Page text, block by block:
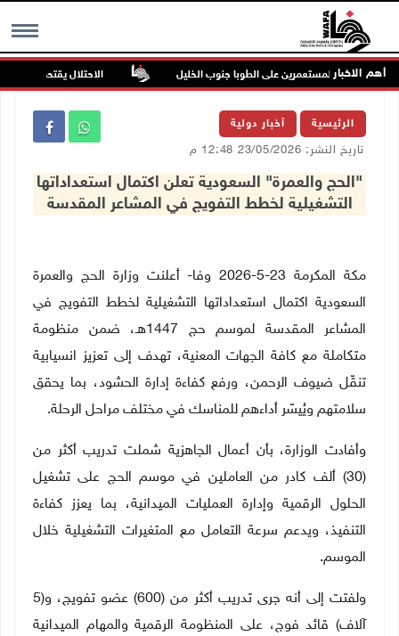
MENU أهم الاخبار
هجوم للمستعمرين على الطوبا جنوب الخليل الاحتلال يقتحم عورتا
الرئيسية أخبار دولية
تاريخ النشر: 23/05/2026 12:48 م
"الحج والعمرة" السعودية تعلن اكتمال استعداداتها
التشغيلية لخطط التفويج في المشاعر المقدسة
مكة المكرمة 23-5-2026 وفا- أعلنت وزارة الحج والعمرة
السعودية اكتمال استعداداتها التشغيلية لخطط التفويج في
المشاعر المقدسة لموسم حج 1447هـ، ضمن منظومة
متكاملة مع كافة الجهات المعنية، تهدف إلى تعزيز انسيابية
تنقّل ضيوف الرحمن، ورفع كفاءة إدارة الحشود، بما يحقق
سلامتهم ويُيسّر أداءهم للمناسك في مختلف مراحل الرحلة.
وأفادت الوزارة، بأن أعمال الجاهزية شملت تدريب أكثر من
(30) ألف كادر من العاملين في موسم الحج على تشغيل
الحلول الرقمية وإدارة العمليات الميدانية، بما يعزز كفاءة
التنفيذ، ويدعم سرعة التعامل مع المتغيرات التشغيلية خلال
الموسم.
ولفتت إلى أنه جرى تدريب أكثر من (600) عضو تفويج، و(5
آلاف) قائد فوج، على المنظومة الرقمية والمهام الميدانية